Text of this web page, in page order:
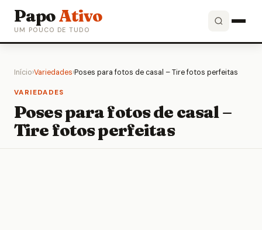
PapoAtivo
UM POUCO DE TUDO
Início›Variedades›Poses para fotos de casal – Tire fotos perfeitas
VARIEDADES
Poses para fotos de casal –
Tire fotos perfeitas